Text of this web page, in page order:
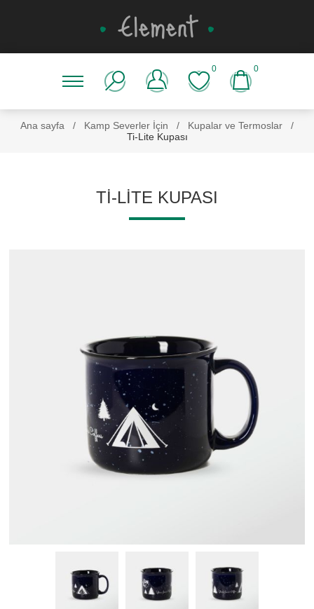
0 0
Ana sayfa / Kamp Severler İçin / Kupalar ve Termoslar
/
Ti-Lite Kupası
TI-LITE KUPASI